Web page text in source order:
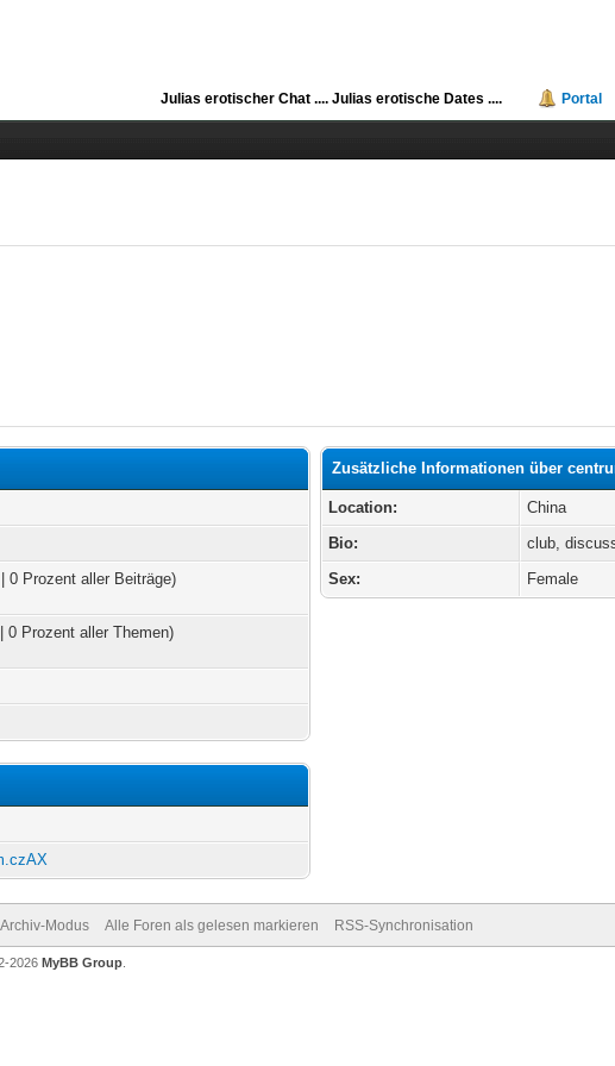
Julias erotischer Chat ....Julias erotische Dates .... Portal
0 Prozent aller Beiträge)
0 Prozent aller Themen)
Zusätzliche Informationen über
Location:
China
Bio:
club,
Sex:
Female
Archiv-Modus Alle Foren als gelesen markieren RSS-Synchronisation
2026 MyBB Group.